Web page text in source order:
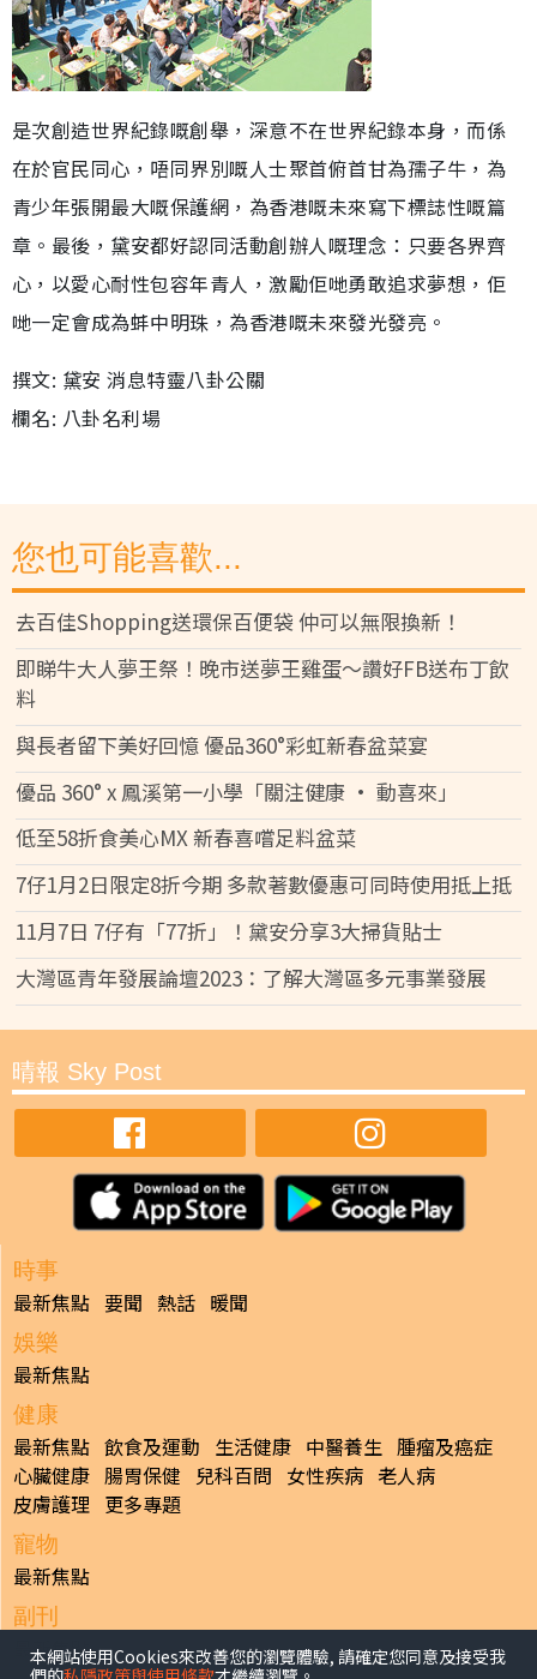
是次創造世界紀錄嘅創舉，深意不在世界紀錄本身，而係
在於官民同心，唔同界別嘅人士聚首俯首甘為孺子牛，為
青少年張開最大嘅保護網，為香港嘅未來寫下標誌性嘅篇
章。最後，黛安都好認同活動創辦人嘅理念：只要各界齊
心，以愛心耐性包容年青人，激勵佢哋勇敢追求夢想，佢
哋一定會成為蚌中明珠，為香港嘅未來發光發亮。
撰文: 黛安 消息特靈八卦公關
欄名: 八卦名利場
您也可能喜歡...
去百佳Shopping送環保百便袋 仲可以無限換新！
即睇牛大人夢王祭！晚市送夢王雞蛋～讚好FB送布丁飲
料
與長者留下美好回憶 優品360°彩虹新春盆菜宴
優品 360° x 鳳溪第一小學「關注健康 • 動喜來」
低至58折食美心MX 新春喜嚐足料盆菜
7仔1月2日限定8折今期 多款著數優惠可同時使用抵上抵
11月7日 7仔有「77折」！黛安分享3大掃貨貼士
大灣區青年發展論壇2023：了解大灣區多元事業發展
晴報 Sky Post
時事
最新焦點 要聞 熱話 暖聞
娛樂
最新焦點
健康
最新焦點 飲食及運動 生活健康 中醫養生 腫瘤及癌症
心臟健康 腸胃保健 兒科百問 女性疾病 老人病
皮膚護理 更多專題
寵物
最新焦點
副刊
最新焦點
本網站使用Cookies來改善您的瀏覽體驗, 請確定您同意及接受我